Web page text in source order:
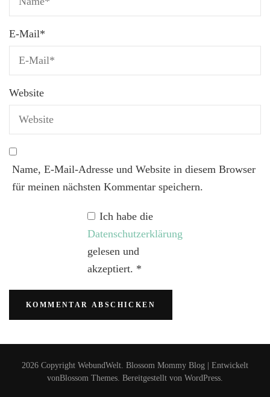
E-Mail*
Website
Name, E-Mail-Adresse und Website in diesem Browser
für meinen nächsten Kommentar speichern.
Ich habe die
Datenschutzerklärung
gelesen und
akzeptiert. *
2026 Copyright WebundWelt Blossom Mommy Blog | Entwickelt
vonBlossom Themes . Bereitgestellt von WordPress